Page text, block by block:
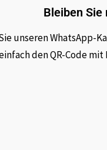
Bleiben
unseren WhatsApp-
den QR-Code